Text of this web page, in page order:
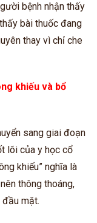
bệnh nhận thấy
bài thuốc đang
thay vì chỉ che
khiếu và bổ
sang giai đoạn
lõi của y học cổ
khiếu” nghĩa là
thông thoáng,
mặt.